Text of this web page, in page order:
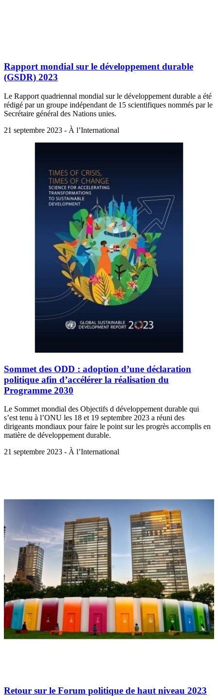
Rapport mondial sur le développement durable
(GSDR) 2023
Le Rapport quadriennal mondial sur le développement durable a été
rédigé par un groupe indépendant de 15 scientifiques nommés par le
Secrétaire général des Nations unies.
21 septembre 2023 - À l’International
Sommet des ODD : adoption d’une déclaration
politique afin d’accélérer la réalisation du
Programme 2030
Le Sommet mondial des Objectifs d développement durable qui
s’est tenu à l’ONU les 18 et 19 septembre 2023 a réuni des
dirigeants mondiaux pour faire le point sur les progrès accomplis en
matière de développement durable.
21 septembre 2023 - À l’International
Retour sur le Forum politique de haut niveau 2023